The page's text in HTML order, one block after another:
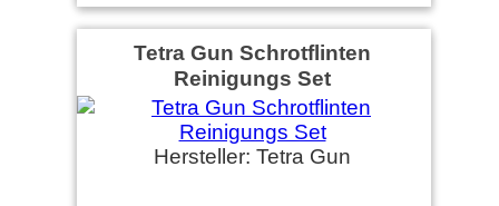
Tetra Gun Schrotflinten
Reinigungs Set
Hersteller: Tetra Gun